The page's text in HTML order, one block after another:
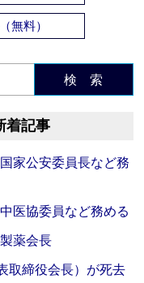
無料）
検 索
着記事
家公安委員長など務
医協委員など務める
薬会長
取締役会長）が死去